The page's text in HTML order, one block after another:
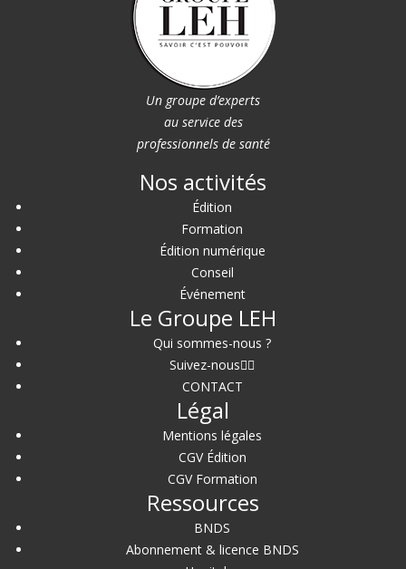
Un groupe d’experts
au service des
professionnels de santé
Nos activités
Édition
Formation
Édition numérique
Conseil
Événement
Le Groupe LEH
Qui sommes-nous ?
Suivez-nous
CONTACT
Légal
Mentions légales
CGV Édition
CGV Formation
Ressources
BNDS
Abonnement & licence BNDS